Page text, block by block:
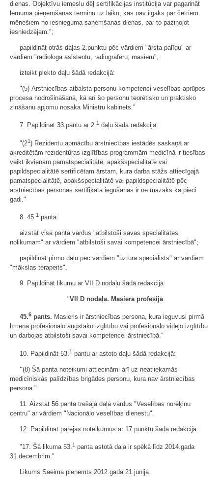
dienas. Objektīvu iemeslu dēļ sertifikācijas institūcija var pagarināt
lēmuma pieņemšanas termiņu uz laiku, kas nav ilgāks par četriem
mēnešiem no iesnieguma saņemšanas dienas, par to paziņojot
iesniedzējam.";
papildināt otrās daļas 2.punktu pēc vārdiem "ārsta palīgu" ar
vārdiem "radiologa asistentu, radiogrāferu, masieru";
izteikt piekto daļu šādā redakcijā:
"(5) Ārstniecības atbalsta personu kompetenci veselības aprūpes
procesa nodrošināšanā, kā arī šo personu teorētisko un praktisko
zināšanu apjomu nosaka Ministru kabinets."
7. Papildināt 33.pantu ar 2.1 daļu šādā redakcijā:
"(21) Rezidentu apmācību ārstniecības iestādēs saskaņā ar
akreditētām rezidentūras izglītības programmām medicīnā ir tiesības
veikt ikvienam pamatspecialitātē, apakšspecialitātē vai
papildspecialitātē sertificētam ārstam, kura darba stāžs attiecīgajā
pamatspecialitātē, apakšspecialitātē vai papildspecialitātē pēc
ārstniecības personas sertifikāta iegūšanas ir ne mazāks kā pieci
gadi."
8. 45. 1 pantā:
aizstāt visā pantā vārdus "atbilstoši savas specialitātes
nolikumam" ar vārdiem "atbilstoši savai kompetencei ārstniecībā";
papildināt pirmo daļu pēc vārdiem "uztura speciālists" ar vārdiem
"mākslas terapeits".
9. Papildināt likumu ar VII D nodaļu šādā redakcijā:
"VII D nodaļa. Masiera profesija
45.6 pants. Masieris ir ārstniecības persona, kura ieguvusi pirmā
līmeņa profesionālo augstāko izglītību vai profesionālo vidējo izglītību
un darbojas atbilstoši savai kompetencei ārstniecībā."
10. Papildināt 53. 1 pantu ar astoto daļu šādā redakcijā:
"(8) Šā panta noteikumi attiecināmi arī uz neatliekamās
medicīniskās palīdzības brigādes personu, kura nav ārstniecības
persona."
11. Aizstāt 56.panta trešajā daļā vārdus "Veselības norēķinu
centru" ar vārdiem "Nacionālo veselības dienestu".
12. Papildināt pārejas noteikumus ar 17.punktu šādā redakcijā:
"17. Šā likuma 53. 1 panta astotā daļa ir spēkā līdz 2014.gada
31.decembrim."
Likums Saeimā pieņemts 2012.gada 21.jūnijā.